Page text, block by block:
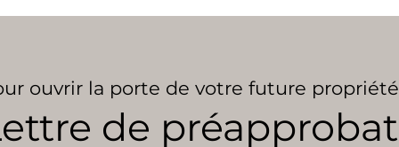
ouvrir la porte de votre future propriété
de